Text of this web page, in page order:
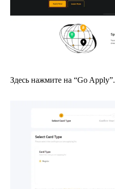
Здесь нажмите на “Go Apply”.